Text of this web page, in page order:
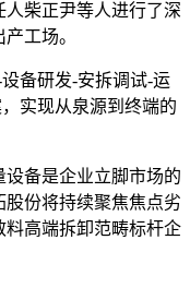
柴正尹等人进行了深
工场。
备研发-安拆调试-运
实现从泉源到终端的
备是企业立脚市场的
份将持续聚焦焦点劣
高端拆卸范畴标杆企